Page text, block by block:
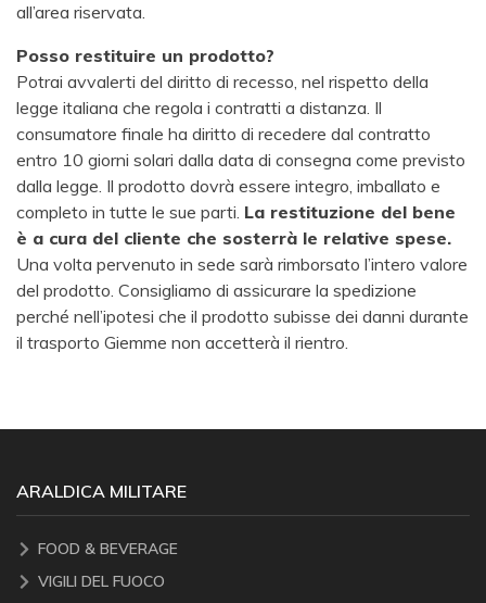
all’area riservata.
Posso restituire un prodotto?
Potrai avvalerti del diritto di recesso, nel rispetto della
legge italiana che regola i contratti a distanza. Il
consumatore finale ha diritto di recedere dal contratto
entro 10 giorni solari dalla data di consegna come previsto
dalla legge. Il prodotto dovrà essere integro, imballato e
completo in tutte le sue parti. La restituzione del bene
è a cura del cliente che sosterrà le relative spese.
Una volta pervenuto in sede sarà rimborsato l’intero valore
del prodotto. Consigliamo di assicurare la spedizione
perché nell’ipotesi che il prodotto subisse dei danni durante
il trasporto Giemme non accetterà il rientro.
ARALDICA MILITARE
FOOD & BEVERAGE
VIGILI DEL FUOCO